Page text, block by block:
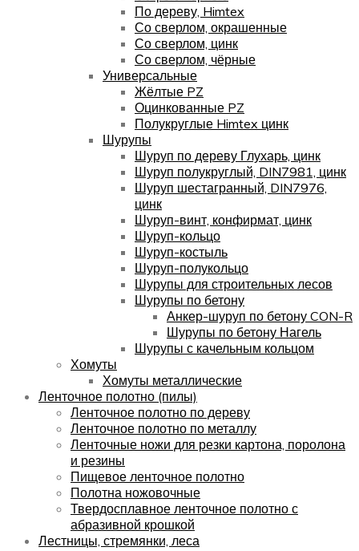
По дереву, Himtex
Со сверлом, окрашенные
Со сверлом, цинк
Со сверлом, чёрные
Универсальные
Жёлтые PZ
Оцинкованные PZ
Полукруглые Himtex цинк
Шурупы
Шуруп по дереву Глухарь, цинк
Шуруп полукруглый, DIN7981, цинк
Шуруп шестагранный, DIN7976,
цинк
Шуруп-винт, конфирмат, цинк
Шуруп-кольцо
Шуруп-костыль
Шуруп-полукольцо
Шурупы для строительных лесов
Шурупы по бетону
Анкер-шуруп по бетону CON-R
Шурупы по бетону Нагель
Шурупы с качельным кольцом
Хомуты
Хомуты металлические
Ленточное полотно (пилы)
Ленточное полотно по дереву
Ленточное полотно по металлу
Ленточные ножи для резки картона, поролона
и резины
Пищевое ленточное полотно
Полотна ножовочные
Твердосплавное ленточное полотно с
абразивной крошкой
Лестницы, стремянки, леса